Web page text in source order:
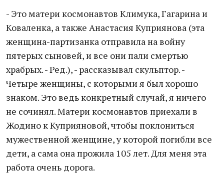
- Это матери космонавтов Климука, Гагарина и
Коваленка, а также Анастасия Куприянова (эта
женщина-партизанка отправила на войну
пятерых сыновей, и все они пали смертью
храбрых. - Ред.), - рассказывал скульптор. -
Четыре женщины, с которыми я был хорошо
знаком. Это ведь конкретный случай, я ничего
не сочинял. Матери космонавтов приехали в
Жодино к Куприяновой, чтобы поклониться
мужественной женщине, у которой погибли все
дети, а сама она прожила 105 лет. Для меня эта
работа очень дорога.